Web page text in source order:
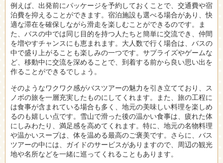
例えば、出発前にパッケージを予約しておくことで、交通費や宿
泊費を抑えることができます。宿泊施設も選べる場合があり、快
適な滞在を確保しながら滑走を楽しむことができるのです。ま
た、バスの中では同じ目的を持つ人たちと簡単に交流でき、仲間
を増やすチャンスにも恵まれます。大人数で行く場合は、バスの
中で盛り上がることも楽しみの一つです。サプライズやゲームな
ど、移動中に交流を深めることで、到着する前から良い思い出を
作ることができるでしょう。
そのようなワクワク感がバスツアーの魅力を引き立てており、ス
ノボの旅を一層充実したものにしてくれます。また、旅の工程に
は食事が含まれている場合も多く、地元の美味しい料理を楽しめ
るのも嬉しい点です。雪山で滑った後の温かい食事は、疲れた体
にしみわたり、満足感を高めてくれます。特に、地元の名物料理
や温かいスープは、体を温める最高のご褒美です。さらに、バス
ツアーの中には、ガイドのサービスがありますので、周辺の観光
地や名所などを一緒に巡ってくれることもあります。